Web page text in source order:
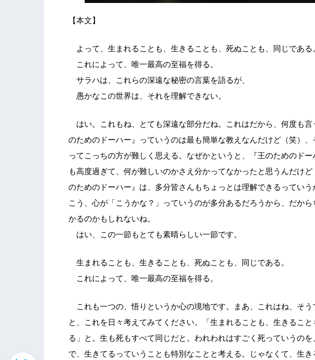
【本文】
よって、生まれることも、生きることも、死ぬことも、同じである
これによって、唯一最高の至福を得る。
サラハは、これらの深遠な秘密の言葉を語るが、
愚かなこの世界は、それを理解できない。
はい。これもね、とても深遠な部分だね。これはだから、何度も言
のためのドーハー』っていうのは最も簡単な教えなんだけど（笑）、
ってこっちの方が難しく思える。なぜかというと、『王のためのド
も高度過ぎて、何が難しいのかさえ分かってなかったと思うんだけ
のためのドーハー』は、多分皆さんもちょっとは理解できるってい
こう、心が「こうかな？」っていうのが多分あるだろうから、だか
かるのかもしれないね。
はい、この一節もとても素晴らしい一節です。
生まれることも、生きることも、死ぬことも、同じである。
これによって、唯一最高の至福を得る。
これも一つの、悟りというか心の境地です。まあ、これはね、そう
と、これを日々考えてみてください。「生まれることも、生きるこ
る」と。生も死もすべて同じだと。われわれはすごく死っていうのを
で、生きてるっていうことも特別なことと考える。じゃなくて、生